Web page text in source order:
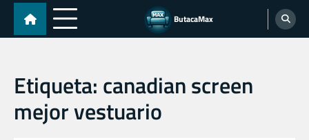
Skip
content
ButacaMax
Etiqueta: canadian screen
mejor vestuario